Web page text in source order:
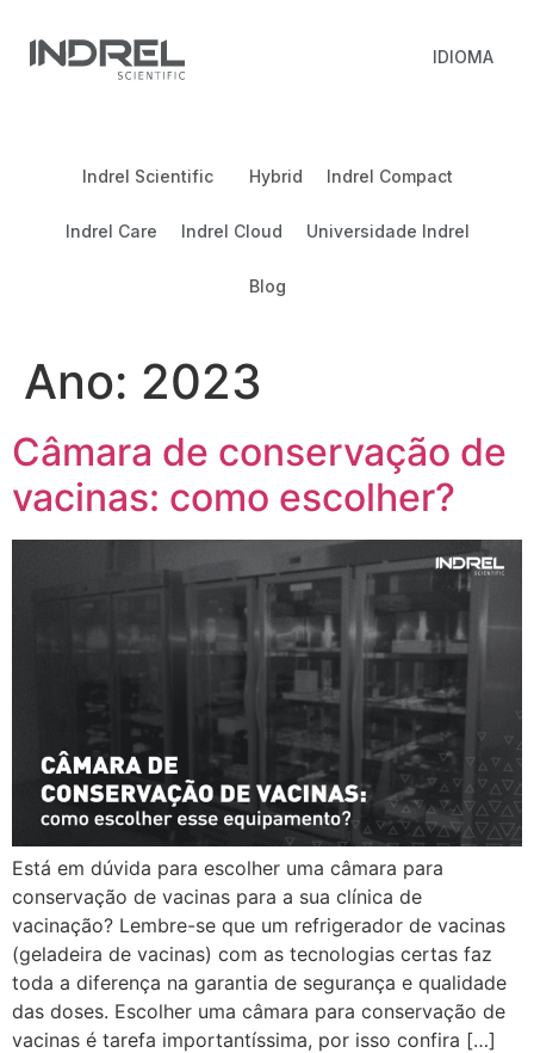
IDIOMA
Indrel Scientific Hybrid Indrel Compact
Indrel Care Indrel Cloud Universidade Indrel
Blog
Ano: 2023
Câmara de conservação de
vacinas: como escolher?
Está em dúvida para escolher uma câmara para
conservação de vacinas para a sua clínica de
vacinação? Lembre-se que um refrigerador de vacinas
(geladeira de vacinas) com as tecnologias certas faz
toda a diferença na garantia de segurança e qualidade
das doses. Escolher uma câmara para conservação de
vacinas é tarefa importantíssima, por isso confira […]